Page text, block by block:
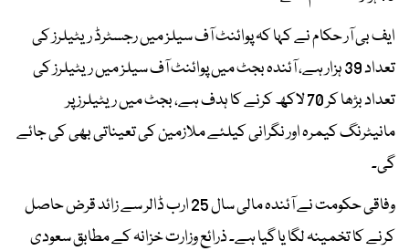
ایف بی آر حکام نے کہا کہ پوائنٹ آف سیلز میں رجسٹرڈ ریٹیلرز کی
تعداد 39 ہزار ہے، آئندہ بجٹ میں پوائنٹ آف سیلز میں ریٹیلرز کی
تعداد بڑھا کر 70 لاکھ کرنے کا ہدف ہے، بجٹ میں ریٹیلرز پر
مانیٹرنگ کیمرہ اور نگرانی کیلئے ملازمین کی تعیناتی بھی کی جائے
گی۔
وفاقی حکومت نے آئندہ مالی سال 25 ارب ڈالر سے زائد قرض حاصل
کرنے کا تخمینہ لگا یا گیا ہے۔ ذرائع وزارت خزانہ کے مطابق سعودی